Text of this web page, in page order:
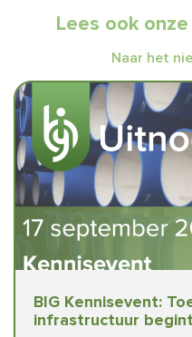
Lees ook
Naar het
BIG Kennisevent:
infrastructuur